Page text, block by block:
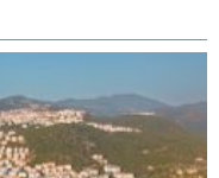
2026
ვიფიქრებდი, რომ
შენთან ერთად
ფაზაში
- თეონა კონტრიძე
18 წლის თავზე
"პოსტს" უძღვნის